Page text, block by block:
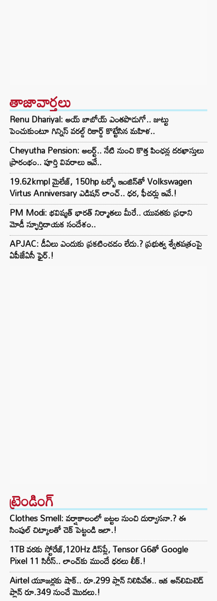
తాజావార్తలు
Renu Dhariyal: అయ్ బాబోయ్ ఎంతపొడుగో.. జుట్టు
పెంచుకుంటూ గిన్నిస్ వరల్డ్ రికార్డ్ కొట్టేసిన మహిళ..
Cheyutha Pension: అలర్ట్.. నేటి నుంచి కొత్త పింఛన్ల దరఖాస్తులు
ప్రారంభం.. పూర్తి వివరాలు ఇవే..
19.62kmpl మైలేజ్, 150hp టర్బో ఇంజిన్‌తో Volkswagen
Virtus Anniversary ఎడిషన్ లాంచ్.. ధర, ఫీచర్లు ఇవే.!
PM Modi: భవిష్యత్ భారత్ నిర్మాతలు మీరే.. యువతకు ప్రధాని
మోడీ స్ఫూర్తిదాయక సందేశం..
APJAC: డీఏలు ఎందుకు ప్రకటించడం లేదు.? ప్రభుత్వ శ్వేతపత్రంపై
ఏపీజేఏసీ ఫైర్.!
ట్రెండింగ్‌
Clothes Smell: వర్షాకాలంలో బట్టల నుంచి దుర్వాసనా.? ఈ
సింపుల్ చిట్కాలతో చెక్ పెట్టండి ఇలా.!
1TB వరకు స్టోరేజ్,120Hz డిస్‌ప్లే, Tensor G6తో Google
Pixel 11 సిరీస్.. లాంచ్⁭కు ముందే ధరలు లీక్.!
Airtel యూజర్లకు షాక్.. రూ.299 ప్లాన్ నిలిపివేత.. ఇక అన్‌లిమిటెడ్
ప్లాన్ రూ.349 నుంచే మొదలు.!